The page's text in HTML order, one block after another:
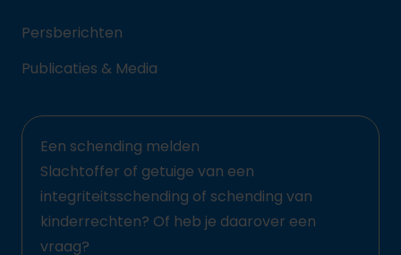
Persberichten
Publicaties & Media
Een schending melden
Slachtoffer of getuige van een
integriteitsschending of schending van
kinderrechten? Of heb je daarover een
vraag?